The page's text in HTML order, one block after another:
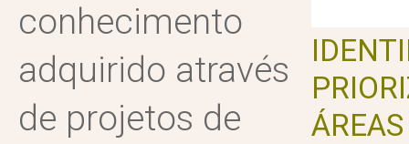
conhecimento
adquirido através
de projetos de